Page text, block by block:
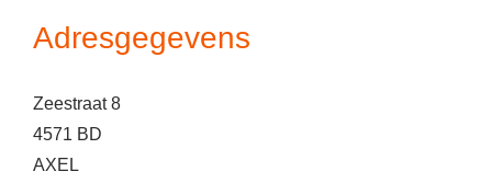
Adresgegevens
Zeestraat 8
4571 BD
AXEL